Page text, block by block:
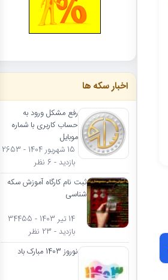
اخبار سکه ها
رفع مشکل ورود به
حساب کاربری با شماره
موبایل
15 شهریور 1404 - 2653
بازدید - 6 نظر
ثبت نام کارگاه آموزش سکه
شناسی
14 تیر 1403 - 34455
بازدید - 23 نظر
نوروز 1403 مبارک باد